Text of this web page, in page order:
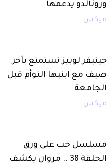
ورونالدو يدعمها
ميكس
جينيفر لوبيز تستمتع بآخر
صيف مع ابنيها التوأم قبل
الجامعة
ميكس
مسلسل حب على ورق
الحلقة 38 .. مروان يكشف